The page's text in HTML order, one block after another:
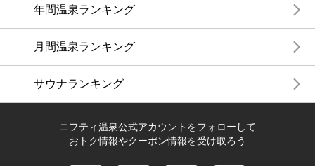
年間温泉ランキング
月間温泉ランキング
サウナランキング
ニフティ温泉公式アカウントをフォローして
おトク情報やクーポン情報を受け取ろう